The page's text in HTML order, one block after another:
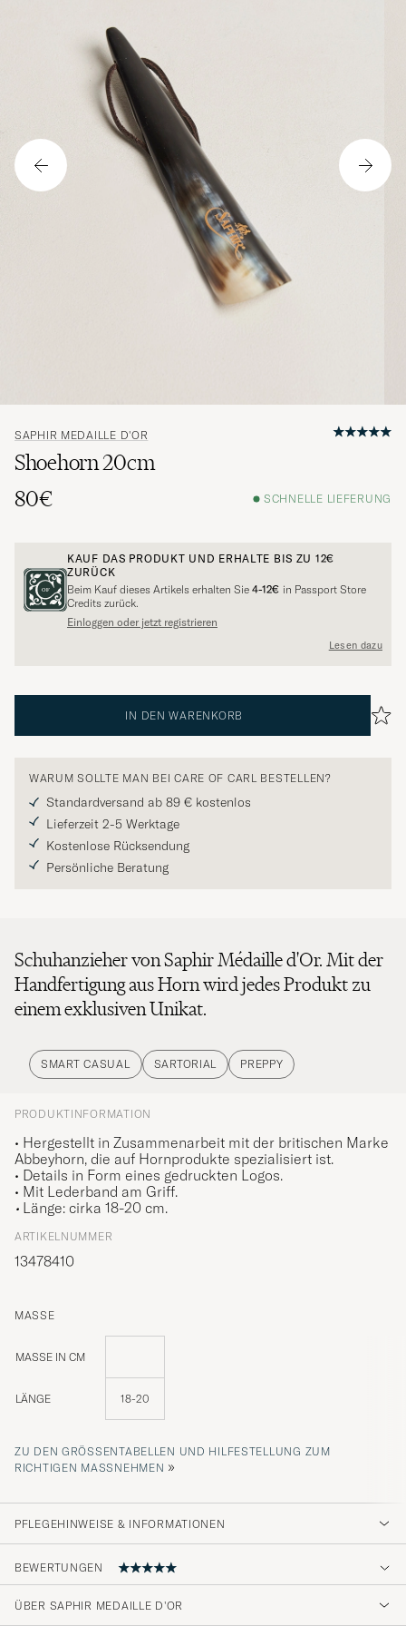
SAPHIR MEDAILLE D'OR
Shoehorn 20cm
80€
SCHNELLE LIEFERUNG
KAUF DAS PRODUKT UND ERHALTE BIS ZU 12€
ZURÜCK
Beim Kauf dieses Artikels erhalten Sie 4-12€ in Passport Store
Credits zurück.
Einloggen oder jetzt registrieren
Lesen dazu
IN DEN WARENKORB
WARUM SOLLTE MAN BEI CARE OF CARL BESTELLEN?
Standardversand ab 89 € kostenlos
Lieferzeit 2-5 Werktage
Kostenlose Rücksendung
Persönliche Beratung
Schuhanzieher von Saphir Médaille d'Or. Mit der
Handfertigung aus Horn wird jedes Produkt zu
einem exklusiven Unikat.
SMART CASUAL SARTORIAL PREPPY
PRODUKTINFORMATION
• Hergestellt in Zusammenarbeit mit der britischen Marke
Abbeyhorn, die auf Hornprodukte spezialisiert ist.
• Details in Form eines gedruckten Logos.
• Mit Lederband am Griff.
• Länge: cirka 18-20 cm.
ARTIKELNUMMER
13478410
MASSE
MASSE IN CM
LÄNGE 18-20
ZU DEN GRÖSSENTABELLEN UND HILFESTELLUNG ZUM R
ICHTIGEN MASSNEHMEN
»
PFLEGEHINWEISE & INFORMATIONEN
BEWERTUNGEN
ÜBER SAPHIR MEDAILLE D'OR